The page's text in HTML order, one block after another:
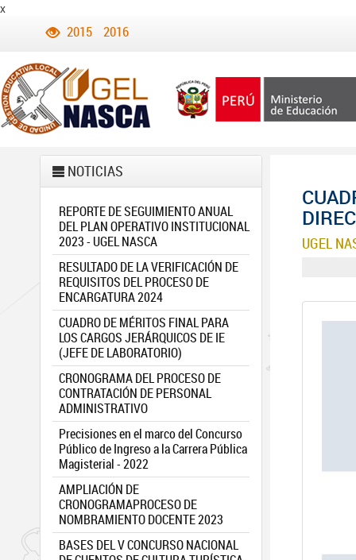
x
2015 2016
NOTICIAS
REPORTE DE SEGUIMIENTO ANUAL
DEL PLAN OPERATIVO INSTITUCIONAL
2023 - UGEL NASCA
RESULTADO DE LA VERIFICACIÓN DE
REQUISITOS DEL PROCESO DE
ENCARGATURA 2024
CUADRO DE MÉRITOS FINAL PARA
LOS CARGOS JERÁRQUICOS DE IE
(JEFE DE LABORATORIO)
CRONOGRAMA DEL PROCESO DE
CONTRATACIÓN DE PERSONAL
ADMINISTRATIVO
Precisiones en el marco del Concurso
Público de Ingreso a la Carrera Pública
Magisterial - 2022
AMPLIACIÓN DE
CRONOGRAMAPROCESO DE
NOMBRAMIENTO DOCENTE 2023
BASES DEL V CONCURSO NACIONAL
UGEL